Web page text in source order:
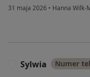
31 maja 2026 • Hanna Wilk-
Sylwia Numer